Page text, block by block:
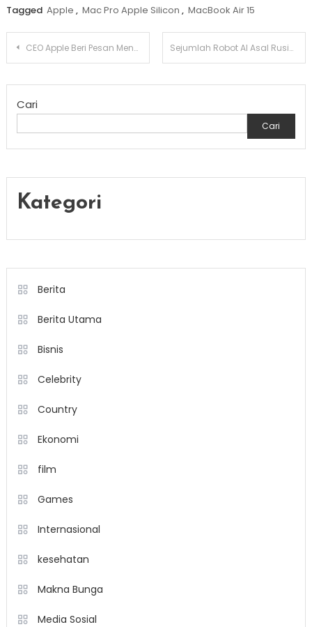
Tagged Apple , Mac Pro Apple Silicon , MacBook Air 15
Navigasi
CEO Apple Beri Pesan Menohok Bagi Pengguna iPhone Sejumlah Robot AI Asal Rusia Dengan Kemampuan Luar Biasa
Cari
Cari
Kategori
Berita
Berita Utama
Bisnis
Celebrity
Country
Ekonomi
film
Games
Internasional
kesehatan
Makna Bunga
Media Sosial